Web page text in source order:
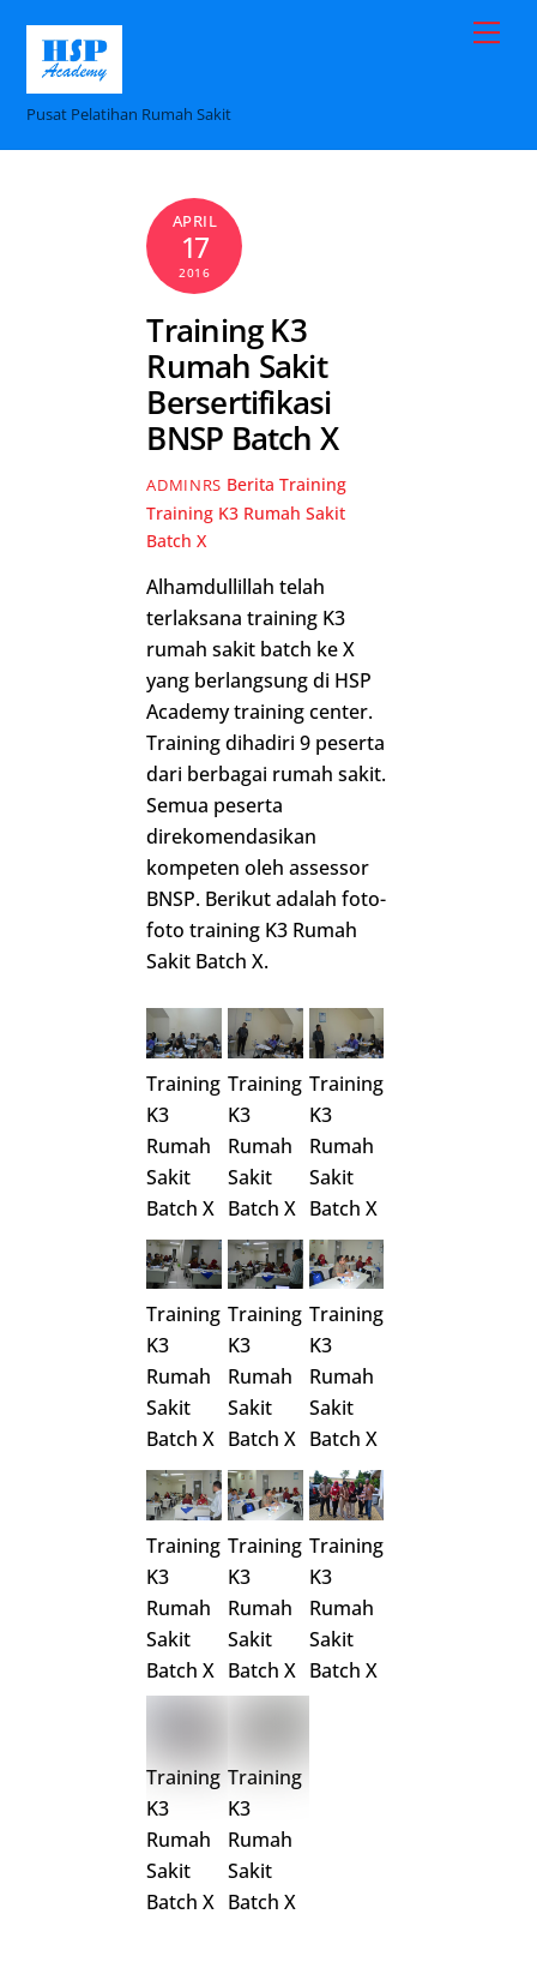
content
Pusat Pelatihan Rumah Sakit
APRIL
17
2016
Training K3
Rumah Sakit
Bersertifikasi
BNSP Batch X
ADMINRS Berita Training
Training K3 Rumah Sakit
Batch X
Alhamdullillah telah
terlaksana training K3
rumah sakit batch ke X
yang berlangsung di HSP
Academy training center.
Training dihadiri 9 peserta
dari berbagai rumah sakit.
Semua peserta
direkomendasikan
kompeten oleh assessor
BNSP. Berikut adalah foto-
foto training K3 Rumah
Sakit Batch X.
Training
K3
Rumah
Sakit
Batch X
Training
K3
Rumah
Sakit
Batch X
Training
K3
Rumah
Sakit
Batch X
Training
K3
Rumah
Sakit
Batch X
Training
K3
Rumah
Sakit
Batch X
Training
K3
Rumah
Sakit
Batch X
Training
K3
Rumah
Sakit
Batch X
Training
K3
Rumah
Sakit
Batch X
Training
K3
Rumah
Sakit
Batch X
Training
K3
Rumah
Sakit
Batch X
Training
K3
Rumah
Sakit
Batch X